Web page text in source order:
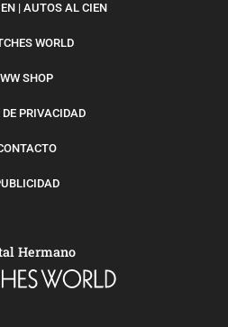
| AUTOS AL CIEN
WORLD
WW SHOP
PRIVACIDAD
Hermano